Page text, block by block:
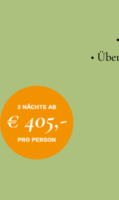
•